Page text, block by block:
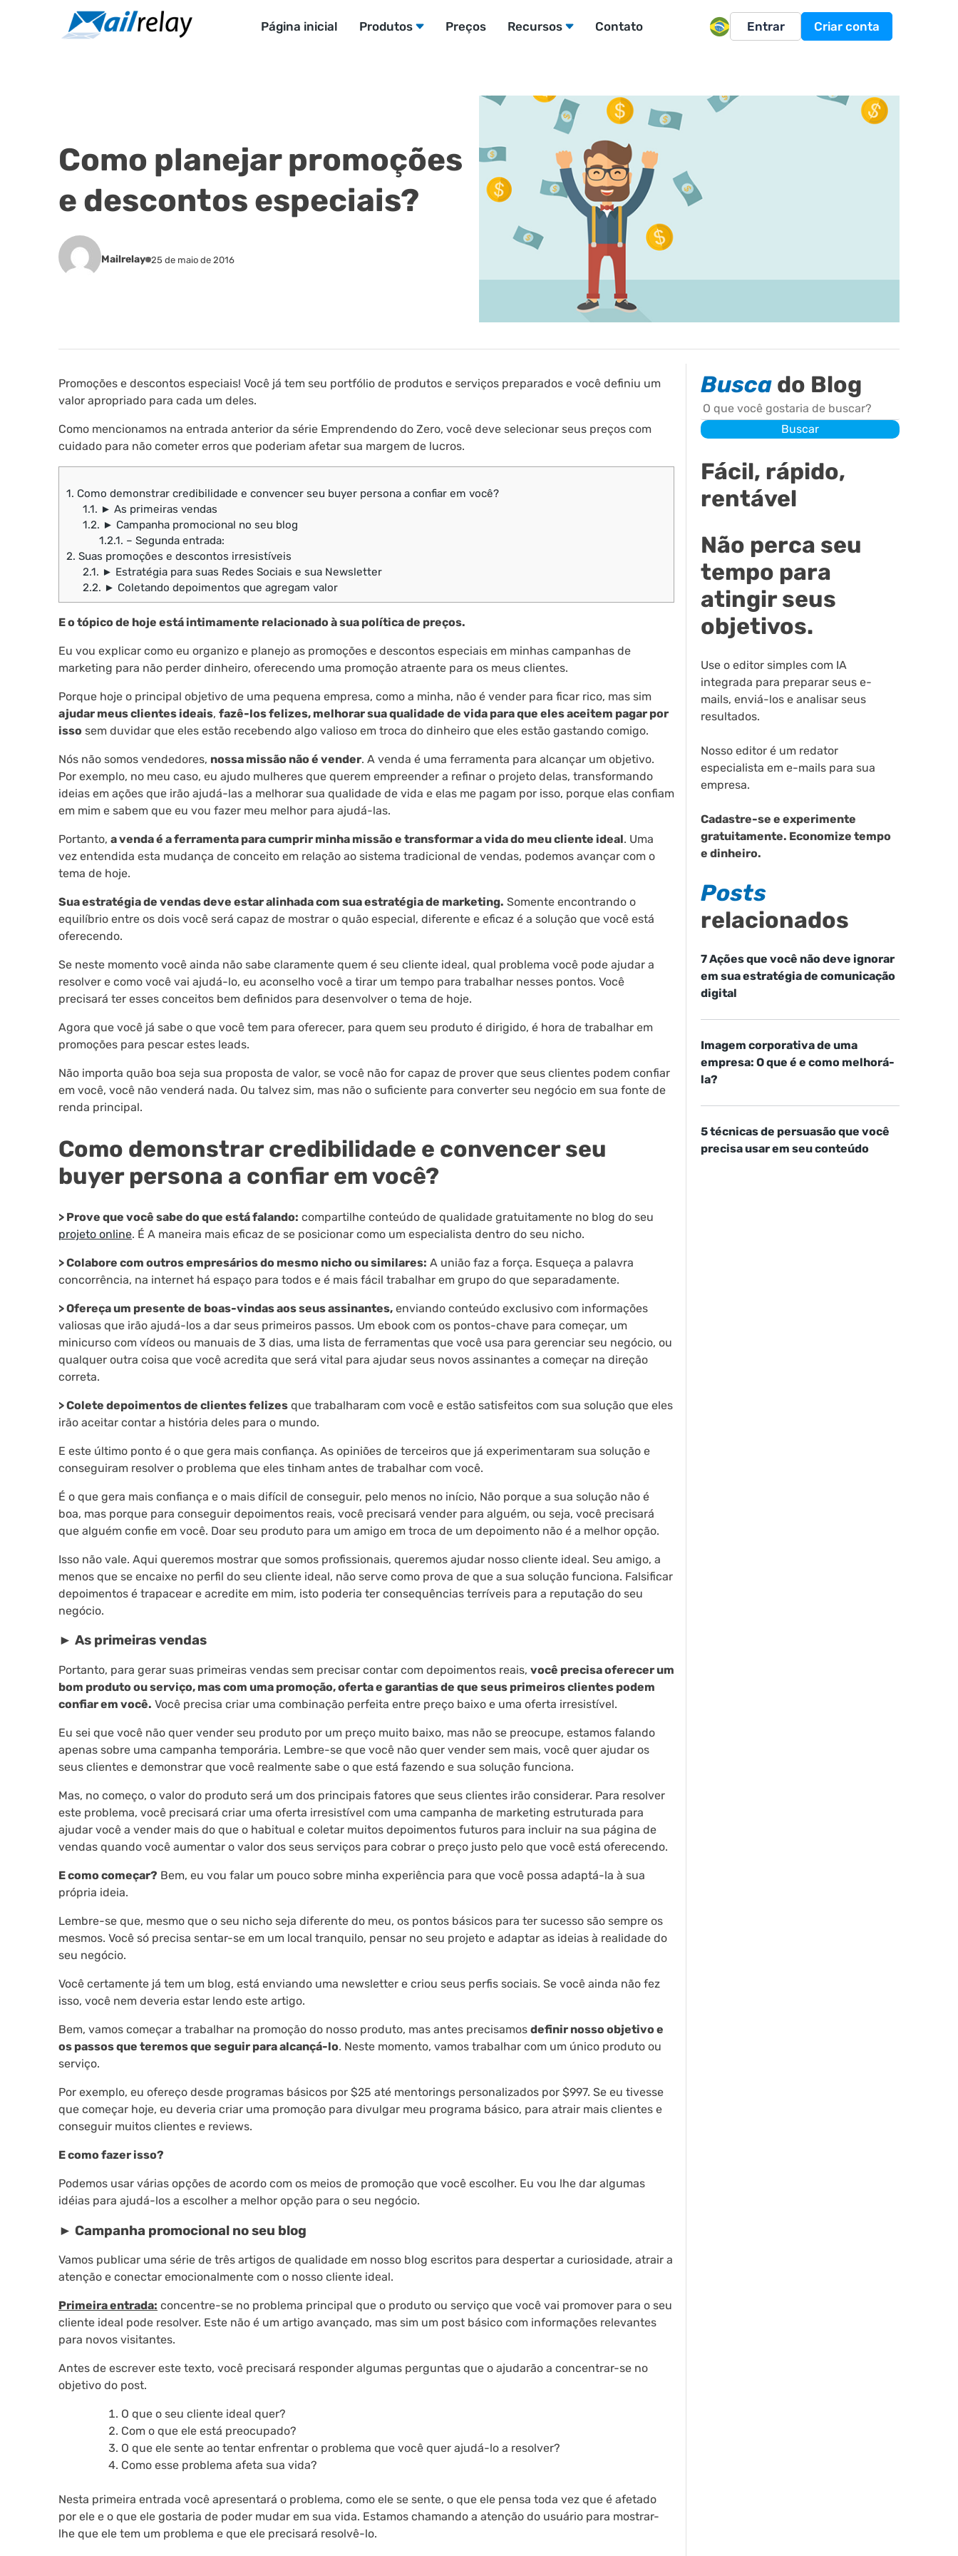
Página inicial Produtos Preços Recursos Contato Entrar Criar conta
Como planejar promoções
e descontos especiais?
Mailrelay 25 de maio de 2016
Promoções e descontos especiais! Você já tem seu portfólio de produtos e serviços preparados e você definiu um
valor apropriado para cada um deles.
Como mencionamos na entrada anterior da série Emprendendo do Zero, você deve selecionar seus preços com
cuidado para não cometer erros que poderiam afetar sua margem de lucros.
1. Como demonstrar credibilidade e convencer seu buyer persona a confiar em você?
1.1. ► As primeiras vendas
1.2. ► Campanha promocional no seu blog
1.2.1. – Segunda entrada:
2. Suas promoções e descontos irresistíveis
2.1. ► Estratégia para suas Redes Sociais e sua Newsletter
2.2. ► Coletando depoimentos que agregam valor
E o tópico de hoje está intimamente relacionado à sua política de preços.
Eu vou explicar como eu organizo e planejo as promoções e descontos especiais em minhas campanhas de
marketing para não perder dinheiro, oferecendo uma promoção atraente para os meus clientes.
Porque hoje o principal objetivo de uma pequena empresa, como a minha, não é vender para ficar rico, mas sim
ajudar meus clientes ideais, fazê-los felizes, melhorar sua qualidade de vida para que eles aceitem pagar por
isso sem duvidar que eles estão recebendo algo valioso em troca do dinheiro que eles estão gastando comigo.
Nós não somos vendedores, nossa missão não é vender. A venda é uma ferramenta para alcançar um objetivo.
Por exemplo, no meu caso, eu ajudo mulheres que querem empreender a refinar o projeto delas, transformando
ideias em ações que irão ajudá-las a melhorar sua qualidade de vida e elas me pagam por isso, porque elas confiam
em mim e sabem que eu vou fazer meu melhor para ajudá-las.
Portanto, a venda é a ferramenta para cumprir minha missão e transformar a vida do meu cliente ideal. Uma
vez entendida esta mudança de conceito em relação ao sistema tradicional de vendas, podemos avançar com o
tema de hoje.
Sua estratégia de vendas deve estar alinhada com sua estratégia de marketing. Somente encontrando o
equilíbrio entre os dois você será capaz de mostrar o quão especial, diferente e eficaz é a solução que você está
oferecendo.
Se neste momento você ainda não sabe claramente quem é seu cliente ideal, qual problema você pode ajudar a
resolver e como você vai ajudá-lo, eu aconselho você a tirar um tempo para trabalhar nesses pontos. Você
precisará ter esses conceitos bem definidos para desenvolver o tema de hoje.
Agora que você já sabe o que você tem para oferecer, para quem seu produto é dirigido, é hora de trabalhar em
promoções para pescar estes leads.
Não importa quão boa seja sua proposta de valor, se você não for capaz de prover que seus clientes podem confiar
em você, você não venderá nada. Ou talvez sim, mas não o suficiente para converter seu negócio em sua fonte de
renda principal.
Como demonstrar credibilidade e convencer seu
buyer persona a confiar em você?
> Prove que você sabe do que está falando: compartilhe conteúdo de qualidade gratuitamente no blog do seu
projeto online. É A maneira mais eficaz de se posicionar como um especialista dentro do seu nicho.
> Colabore com outros empresários do mesmo nicho ou similares: A união faz a força. Esqueça a palavra
concorrência, na internet há espaço para todos e é mais fácil trabalhar em grupo do que separadamente.
> Ofereça um presente de boas-vindas aos seus assinantes, enviando conteúdo exclusivo com informações
valiosas que irão ajudá-los a dar seus primeiros passos. Um ebook com os pontos-chave para começar, um
minicurso com vídeos ou manuais de 3 dias, uma lista de ferramentas que você usa para gerenciar seu negócio, ou
qualquer outra coisa que você acredita que será vital para ajudar seus novos assinantes a começar na direção
correta.
> Colete depoimentos de clientes felizes que trabalharam com você e estão satisfeitos com sua solução que eles
irão aceitar contar a história deles para o mundo.
E este último ponto é o que gera mais confiança. As opiniões de terceiros que já experimentaram sua solução e
conseguiram resolver o problema que eles tinham antes de trabalhar com você.
É o que gera mais confiança e o mais difícil de conseguir, pelo menos no início, Não porque a sua solução não é
boa, mas porque para conseguir depoimentos reais, você precisará vender para alguém, ou seja, você precisará
que alguém confie em você. Doar seu produto para um amigo em troca de um depoimento não é a melhor opção.
Isso não vale. Aqui queremos mostrar que somos profissionais, queremos ajudar nosso cliente ideal. Seu amigo, a
menos que se encaixe no perfil do seu cliente ideal, não serve como prova de que a sua solução funciona. Falsificar
depoimentos é trapacear e acredite em mim, isto poderia ter consequências terríveis para a reputação do seu
negócio.
► As primeiras vendas
Portanto, para gerar suas primeiras vendas sem precisar contar com depoimentos reais, você precisa oferecer um
bom produto ou serviço, mas com uma promoção, oferta e garantias de que seus primeiros clientes podem
confiar em você. Você precisa criar uma combinação perfeita entre preço baixo e uma oferta irresistível.
Eu sei que você não quer vender seu produto por um preço muito baixo, mas não se preocupe, estamos falando
apenas sobre uma campanha temporária. Lembre-se que você não quer vender sem mais, você quer ajudar os
seus clientes e demonstrar que você realmente sabe o que está fazendo e sua solução funciona.
Mas, no começo, o valor do produto será um dos principais fatores que seus clientes irão considerar. Para resolver
este problema, você precisará criar uma oferta irresistível com uma campanha de marketing estruturada para
ajudar você a vender mais do que o habitual e coletar muitos depoimentos futuros para incluir na sua página de
vendas quando você aumentar o valor dos seus serviços para cobrar o preço justo pelo que você está oferecendo.
E como começar? Bem, eu vou falar um pouco sobre minha experiência para que você possa adaptá-la à sua
própria ideia.
Lembre-se que, mesmo que o seu nicho seja diferente do meu, os pontos básicos para ter sucesso são sempre os
mesmos. Você só precisa sentar-se em um local tranquilo, pensar no seu projeto e adaptar as ideias à realidade do
seu negócio.
Você certamente já tem um blog, está enviando uma newsletter e criou seus perfis sociais. Se você ainda não fez
isso, você nem deveria estar lendo este artigo.
Bem, vamos começar a trabalhar na promoção do nosso produto, mas antes precisamos definir nosso objetivo e
os passos que teremos que seguir para alcançá-lo. Neste momento, vamos trabalhar com um único produto ou
serviço.
Por exemplo, eu ofereço desde programas básicos por $25 até mentorings personalizados por $997. Se eu tivesse
que começar hoje, eu deveria criar uma promoção para divulgar meu programa básico, para atrair mais clientes e
conseguir muitos clientes e reviews.
E como fazer isso?
Podemos usar várias opções de acordo com os meios de promoção que você escolher. Eu vou lhe dar algumas
idéias para ajudá-los a escolher a melhor opção para o seu negócio.
► Campanha promocional no seu blog
Vamos publicar uma série de três artigos de qualidade em nosso blog escritos para despertar a curiosidade, atrair a
atenção e conectar emocionalmente com o nosso cliente ideal.
Primeira entrada: concentre-se no problema principal que o produto ou serviço que você vai promover para o seu
cliente ideal pode resolver. Este não é um artigo avançado, mas sim um post básico com informações relevantes
para novos visitantes.
Antes de escrever este texto, você precisará responder algumas perguntas que o ajudarão a concentrar-se no
objetivo do post.
O que o seu cliente ideal quer?
Com o que ele está preocupado?
O que ele sente ao tentar enfrentar o problema que você quer ajudá-lo a resolver?
Como esse problema afeta sua vida?
Nesta primeira entrada você apresentará o problema, como ele se sente, o que ele pensa toda vez que é afetado
por ele e o que ele gostaria de poder mudar em sua vida. Estamos chamando a atenção do usuário para mostrar-
lhe que ele tem um problema e que ele precisará resolvê-lo.
Buscado Blog
Buscar
Buscar
Fácil, rápido,
rentável
Não perca seu
tempo para
atingir seus
objetivos.
Use o editor simples com IA
integrada para preparar seus e-
mails, enviá-los e analisar seus
resultados.
Nosso editor é um redator
especialista em e-mails para sua
empresa.
Cadastre-se e experimente
gratuitamente. Economize tempo
e dinheiro.
Posts
relacionados
7 Ações que você não deve ignorar
em sua estratégia de comunicação
digital
Imagem corporativa de uma
empresa: O que é e como melhorá-
la?
5 técnicas de persuasão que você
precisa usar em seu conteúdo